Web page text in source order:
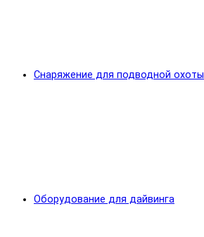
Снаряжение для подводной охоты
Оборудование для дайвинга